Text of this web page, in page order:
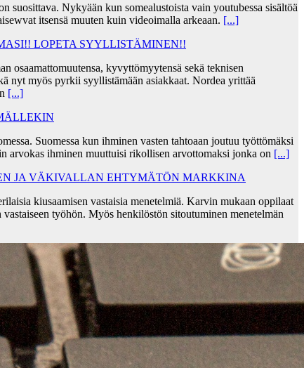
suosittava. Nykyään kun somealustoista vain youtubessa sisältöä
itsensä muuten kuin videoimalla arkeaan. [...]
LOPETA SYYLLISTÄMINEN!!
osaamattomuutensa, kyvyttömyytensä sekä teknisen
nyt myös pyrkii syyllistämään asiakkaat. Nordea yrittää
[...]
Suomessa kun ihminen vasten tahtoaan joutuu työttömäksi
arvokas ihminen muuttuisi rikollisen arvottomaksi jonka on [...]
JA VÄKIVALLAN EHTYMÄTÖN MARKKINA
kiusaamisen vastaisia menetelmiä. Karvin mukaan oppilaat
työhön. Myös henkilöstön sitoutuminen menetelmän